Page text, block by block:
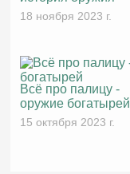
18 ноября 2023 г.
Всё про палицу -
оружие богатырей
15 октября 2023 г.